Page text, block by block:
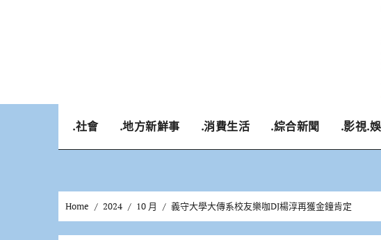
.社會 .地方新鮮事 .消費生活 .綜合新聞 .影視.
Home 2024 10 月 義守大學大傳系校友樂咖DJ楊淳再獲金鐘肯定